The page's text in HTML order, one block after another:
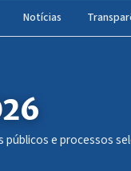
Notícias
e processos